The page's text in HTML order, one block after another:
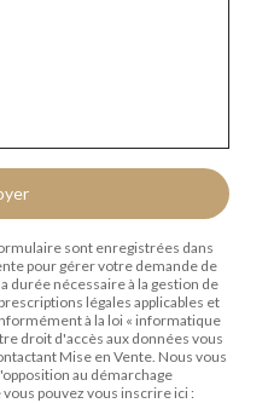
sont enregistrées dans
pour gérer votre demande de
durée nécessaire à la gestion de
légales applicables et
à la loi « informatique
droit d'accès aux données vous
Mise en Vente. Nous vous
au démarchage
pouvez vous inscrire ici :